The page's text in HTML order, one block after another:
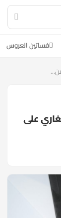
فساتين العروس
على